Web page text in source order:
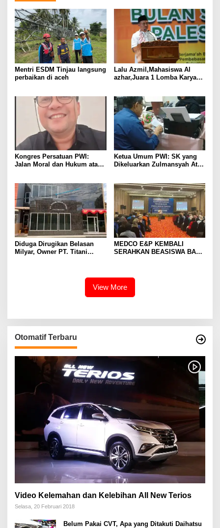
Mentri ESDM Tinjau langsung
perbaikan di aceh
Lalu Azmil,Mahasiswa Al
azhar,Juara 1 Lomba Karya
Kongres Persatuan PWI:
Jalan Moral dan Hukum atau
Ketua Umum PWI: SK yang
Dikeluarkan Zulmansyah Atas
Diduga Dirugikan Belasan
Milyar, Owner PT. Titani
MEDCO E&P KEMBALI
SERAHKAN BEASISWA BAGI
View More
Otomatif Terbaru
Video Kelemahan dan Kelebihan All New Terios
Selasa, 20 Februari 2018
Belum Pakai CVT, Apa yang Ditakuti Daihatsu